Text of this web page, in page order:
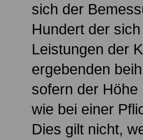
sich der
Hundert der
Leistungen der
ergebenden
sofern der
wie bei einer
Dies gilt nicht,